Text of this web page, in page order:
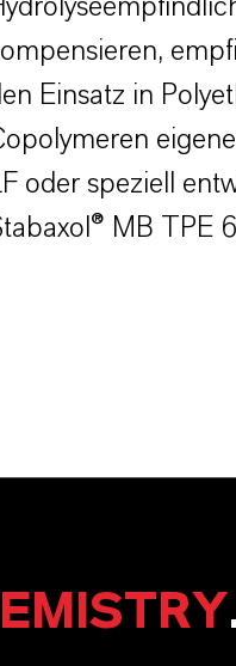
Einsatz in
oder speziell
MB TPE